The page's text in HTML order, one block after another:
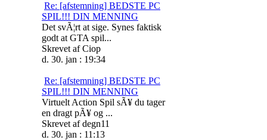
Re: [afstemning] BEDSTE PC
SPIL!!! DIN MENNING
Det svÃ¦rt at sige. Synes faktisk
godt at GTA spil...
Skrevet af Ciop
d. 30. jan : 19:34
Re: [afstemning] BEDSTE PC
SPIL!!! DIN MENNING
Virtuelt Action Spil sÃ¥ du tager
en dragt pÃ¥ og ...
Skrevet af degn11
d. 30. jan : 11:13